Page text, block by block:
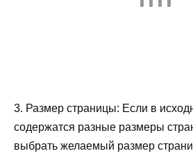
3. Размер страницы: Если в
содержатся разные размеры
выбрать желаемый размер